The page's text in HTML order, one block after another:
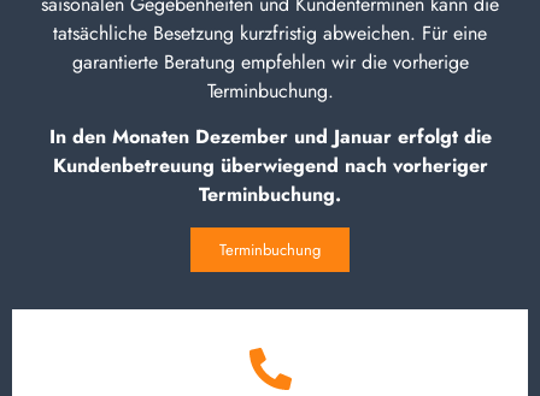
tatsächliche Besetzung kurzfristig abweichen. Für eine
garantierte Beratung empfehlen wir die vorherige
Terminbuchung.
In den Monaten Dezember und Januar erfolgt die
Kundenbetreuung überwiegend nach vorheriger
Terminbuchung.
Terminbuchung